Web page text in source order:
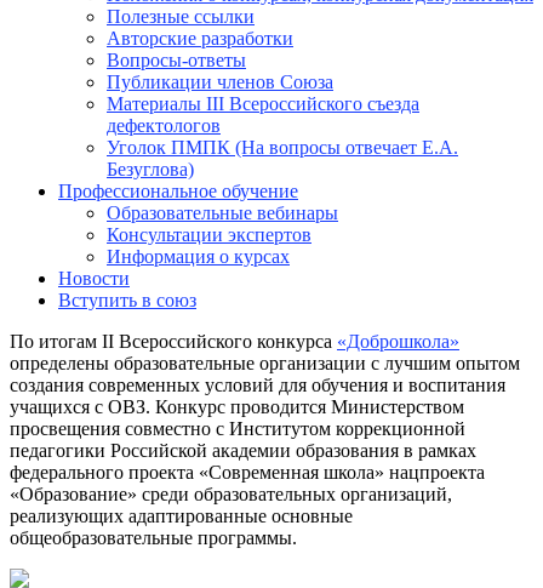
Полезные ссылки
Авторские разработки
Вопросы-ответы
Публикации членов Союза
Материалы III Всероссийского съезда
дефектологов
Уголок ПМПК (На вопросы отвечает Е.А.
Безуглова)
Профессиональное обучение
Образовательные вебинары
Консультации экспертов
Информация о курсах
Новости
Вступить в союз
По итогам II Всероссийского конкурса «Доброшкола»
определены образовательные организации с лучшим опытом
создания современных условий для обучения и воспитания
учащихся с ОВЗ. Конкурс проводится Министерством
просвещения совместно с Институтом коррекционной
педагогики Российской академии образования в рамках
федерального проекта «Современная школа» нацпроекта
«Образование» среди образовательных организаций,
реализующих адаптированные основные
общеобразовательные программы.